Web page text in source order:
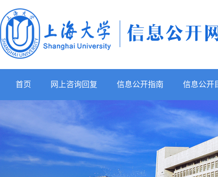
首页 网上咨询回复 信息公开指南 信息公开